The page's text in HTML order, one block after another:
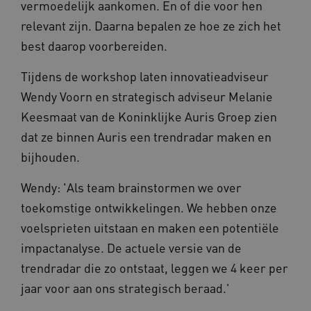
vermoedelijk aankomen. En of die voor hen
relevant zijn. Daarna bepalen ze hoe ze zich het
best daarop voorbereiden.
Tijdens de workshop laten innovatieadviseur
Wendy Voorn en strategisch adviseur Melanie
Keesmaat van de Koninklijke Auris Groep zien
dat ze binnen Auris een trendradar maken en
bijhouden.
Wendy: 'Als team brainstormen we over
toekomstige ontwikkelingen. We hebben onze
voelsprieten uitstaan en maken een potentiële
impactanalyse. De actuele versie van de
trendradar die zo ontstaat, leggen we 4 keer per
jaar voor aan ons strategisch beraad.'